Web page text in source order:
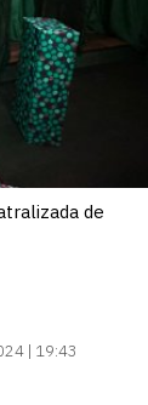
de
| 19:43